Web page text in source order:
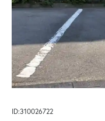
ID:310026722